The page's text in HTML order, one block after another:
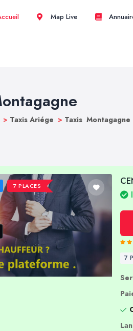
Map Live
> Taxis Ariége > Taxis Montagagne
7 PLACES
7